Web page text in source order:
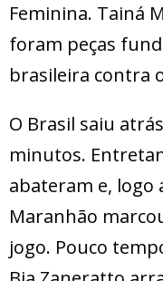
Feminina. Tainá
foram peças
brasileira contra
O Brasil saiu
minutos.
abateram e, logo
Maranhão
jogo. Pouco